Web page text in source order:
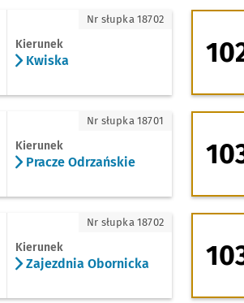
Kierunek
Kwiska
Nr słupka 18702 102 -
Odrzańskie
Kierunek
Pracze Odrzańskie
Nr słupka 18701 103 -
Obornicka
Kierunek
Zajezdnia Obornicka
Nr słupka 18702 103 -